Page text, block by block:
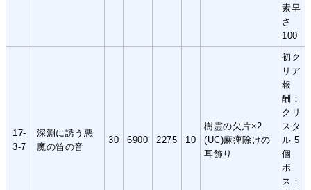
素早
さ
100
17-
3-7
深淵に誘う悪
魔の笛の音
30 6900 2275 10
樹霊の欠片×2
(UC)麻痺除けの
耳飾り
初ク
リア
報
酬：
クリ
スタ
ル 5
個
ボ
ス：